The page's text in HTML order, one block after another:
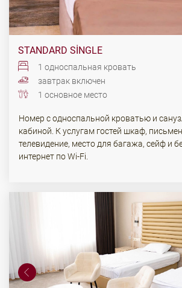
STANDARD SINGLE
1 односпальная кровать
завтрак включен
1 основное место
Номер с односпальной кроватью и
кабиной. К услугам гостей шкаф,
телевидение, место для багажа, сейф и
интернет по Wi-Fi.